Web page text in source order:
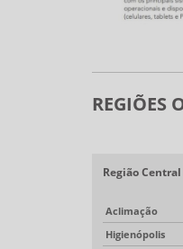
REGIÕES
Região Central
Aclimação
Higienópolis